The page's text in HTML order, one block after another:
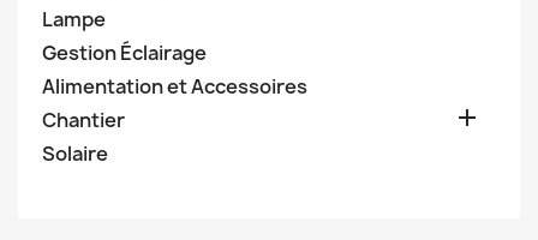
Lampe
Gestion Éclairage
Alimentation et Accessoires
Chantier

Solaire